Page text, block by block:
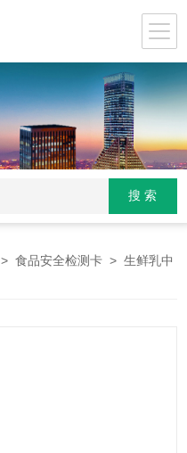
>食品安全检测卡 > 生鲜乳中